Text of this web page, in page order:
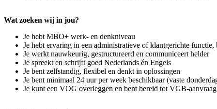
Wat zoeken wij in jou?
Je hebt MBO+ werk- en denkniveau
Je hebt ervaring in een administratieve of klantgerichte
Je werkt nauwkeurig, gestructureerd en communiceert helder
Je spreekt en schrijft goed Nederlands én Engels
Je bent zelfstandig, flexibel en denkt in oplossingen
Je bent minimaal 24 uur per week beschikbaar (vaste
Je kunt een VOG overleggen en bent bereid tot VGB-